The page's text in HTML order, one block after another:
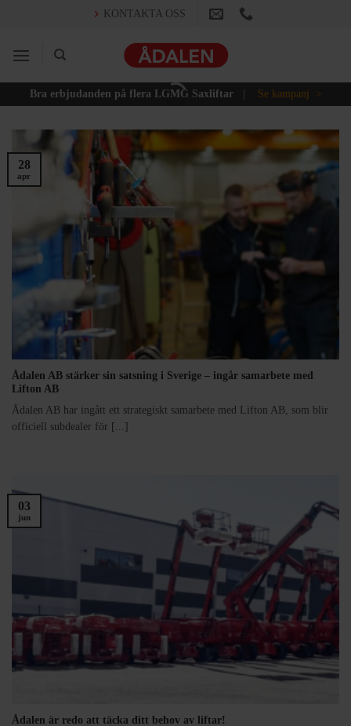
content
KONTAKTA OSS
Bra erbjudanden på flera LGMG Saxliftar | Se kampanj >
Ådalen AB stärker sin satsning i Sverige – ingår samarbete med
Lifton AB
Ådalen AB har ingått ett strategiskt samarbete med Lifton AB, som blir
officiell subdealer för [...]
28
apr
Ådalen är redo att täcka ditt behov av liftar!
03
jun